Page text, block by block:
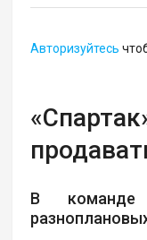
Авторизуйтесь
В команде